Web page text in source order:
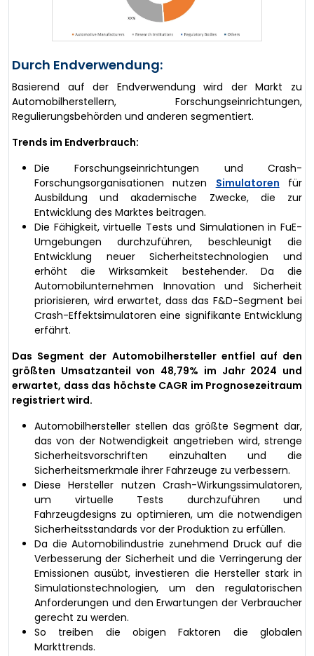
Durch Endverwendung:
Basierend auf der Endverwendung wird der Markt zu
Automobilherstellern, Forschungseinrichtungen,
Regulierungsbehörden und anderen segmentiert.
Trends im Endverbrauch:
Die Forschungseinrichtungen und Crash-
Forschungsorganisationen nutzen Simulatoren für
Ausbildung und akademische Zwecke, die zur
Entwicklung des Marktes beitragen.
Die Fähigkeit, virtuelle Tests und Simulationen in FuE-
Umgebungen durchzuführen, beschleunigt die
Entwicklung neuer Sicherheitstechnologien und
erhöht die Wirksamkeit bestehender. Da die
Automobilunternehmen Innovation und Sicherheit
priorisieren, wird erwartet, dass das F&D-Segment bei
Crash-Effektsimulatoren eine signifikante Entwicklung
erfährt.
Das Segment der Automobilhersteller entfiel auf den
größten Umsatzanteil von 48,79% im Jahr 2024 und
erwartet, dass das höchste CAGR im Prognosezeitraum
registriert wird.
Automobilhersteller stellen das größte Segment dar,
das von der Notwendigkeit angetrieben wird, strenge
Sicherheitsvorschriften einzuhalten und die
Sicherheitsmerkmale ihrer Fahrzeuge zu verbessern.
Diese Hersteller nutzen Crash-Wirkungssimulatoren,
um virtuelle Tests durchzuführen und
Fahrzeugdesigns zu optimieren, um die notwendigen
Sicherheitsstandards vor der Produktion zu erfüllen.
Da die Automobilindustrie zunehmend Druck auf die
Verbesserung der Sicherheit und die Verringerung der
Emissionen ausübt, investieren die Hersteller stark in
Simulationstechnologien, um den regulatorischen
Anforderungen und den Erwartungen der Verbraucher
gerecht zu werden.
So treiben die obigen Faktoren die globalen
Markttrends.